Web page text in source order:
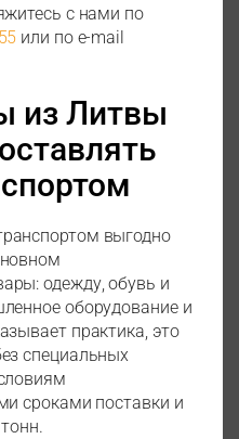
с нами по
или по e-mail
из Литвы
выгодно
одежду, обувь и
оборудование и
практика, это
специальных
сроками поставки и